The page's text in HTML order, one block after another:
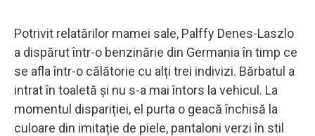
Potrivit relatărilor mamei sale, Palffy Denes-Laszlo
a dispărut într-o benzinărie din Germania în timp ce
se afla într-o călătorie cu alți trei indivizi. Bărbatul a
intrat în toaletă și nu s-a mai întors la vehicul. La
momentul dispariției, el purta o geacă închisă la
culoare din imitație de piele, pantaloni verzi în stil